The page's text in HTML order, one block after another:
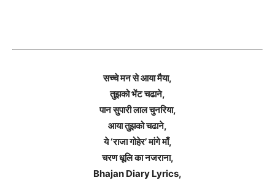
सच्चे मन से आया मैया,
तुझको भेंट चढाने,
पान सुपारी लाल चुनरिया,
आया तुझको चढाने,
ये ‘राजा गोहेर’ मांगे माँ,
चरण धूलि का नजराना,
Bhajan Diary Lyrics,